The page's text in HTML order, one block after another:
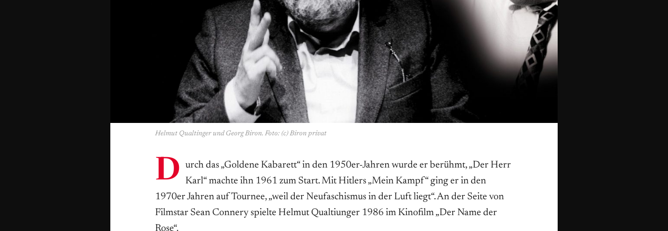
Helmut Qualtinger und Georg Biron. Foto: (c) Biron privat
D urch das „Goldene Kabarett“ in den 1950er-Jahren wurde er berühmt, „Der Herr
Karl“ machte ihn 1961 zum Start. Mit Hitlers „Mein Kampf“ ging er in den
1970er Jahren auf Tournee, „weil der Neufaschismus in der Luft liegt“. An der Seite von
Filmstar Sean Connery spielte Helmut Qualtiunger 1986 im Kinofilm „Der Name der
Rose“.